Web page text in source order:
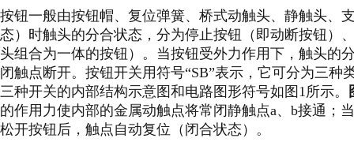
按钮一般由按钮帽、复位弹簧、桥式动触头、静触头、
态）时触头的分合状态，分为停止按钮（即动断按钮）
头组合为一体的按钮）。当按钮受外力作用下，触头的
闭触点断开。按钮开关用符号“SB”表示，它可分为三种
三种开关的内部结构示意图和电路图形符号如图1所示。
的作用力使内部的金属动触点将常闭静触点a、b接通；
松开按钮后，触点自动复位（闭合状态）。